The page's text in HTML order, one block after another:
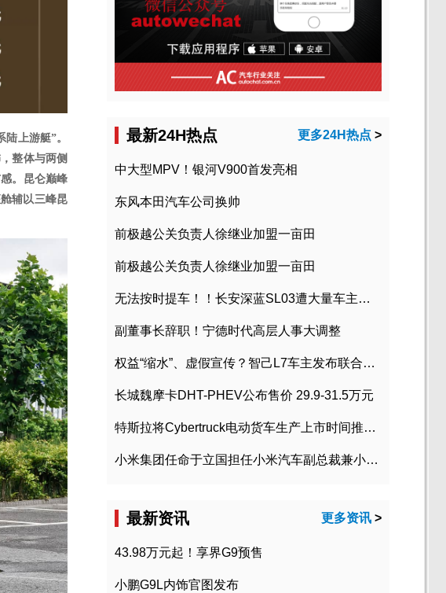
上游艇”。
整体与两侧
。昆仑巅峰
辅以三峰昆
最新24H热点 更多24H热点 >
中大型MPV！银河V900首发亮相
东风本田汽车公司换帅
前极越公关负责人徐继业加盟一亩田
前极越公关负责人徐继业加盟一亩田
无法按时提车！！长安深蓝SL03遭大量车主投诉
副董事长辞职！宁德时代高层人事大调整
权益“缩水”、虚假宣传？智己L7车主发布联合维权声明
长城魏摩卡DHT-PHEV公布售价 29.9-31.5万元
特斯拉将Cybertruck电动货车生产上市时间推迟到2023年初
小米集团任命于立国担任小米汽车副总裁兼小米汽车北京总部政委
最新资讯 更多资讯 >
43.98万元起！享界G9预售
小鹏G9L内饰官图发布